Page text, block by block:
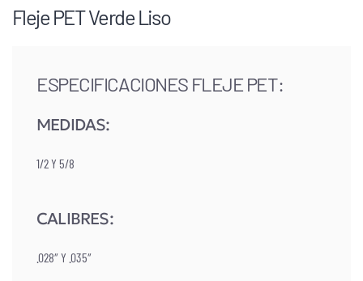
Fleje PET Verde Liso
ESPECIFICACIONES FLEJE PET:
MEDIDAS:
1/2 Y 5/8
CALIBRES:
.028″ Y .035″